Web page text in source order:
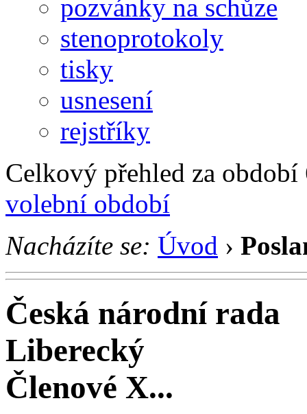
pozvánky na schůze
stenoprotokoly
tisky
usnesení
rejstříky
Celkový přehled za
volební období
Nacházíte se: Úvod ›
Česká národní rada
Liberecký
Členové X...